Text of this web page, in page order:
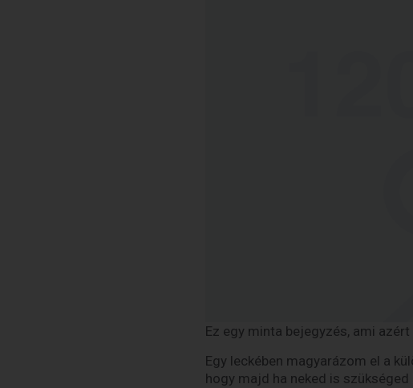
Ez egy minta bejegyzés, ami
Egy leckében magyarázom el a
hogy majd ha neked is